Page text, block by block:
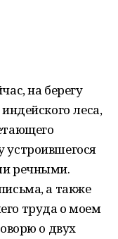
на берегу
леса,
устроившегося
речными.
а также
труда о моем
о двух